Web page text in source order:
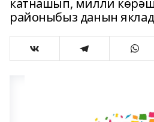
катнашып, милли
районыбыз данын